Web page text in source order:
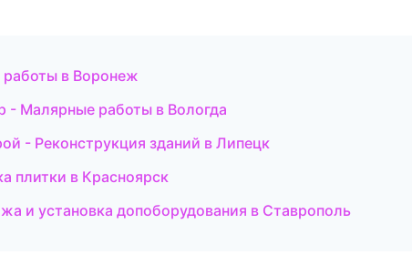
в Воронеж
Малярные работы в Вологда
- Реконструкция зданий в Липецк
плитки в Красноярск
и установка допоборудования в Ставрополь